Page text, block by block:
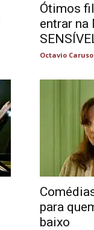
Ótimos
entrar na
Octavio Caruso
para
baixo